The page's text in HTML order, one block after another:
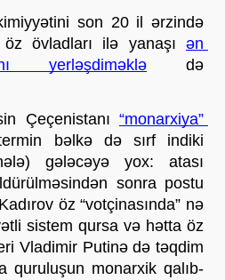
son 20 il ərzində
övladları ilə yanaşı ən
yerləşdiməklə də
Çeçenistanı “monarxiya”
bəlkə də sırf indiki
gələcəyə yox: atası
sonra postu
öz “votçinasında” nə
sistem qursa və hətta öz
Vladimir Putinə də təqdim
quruluşun monarxik qalıb-